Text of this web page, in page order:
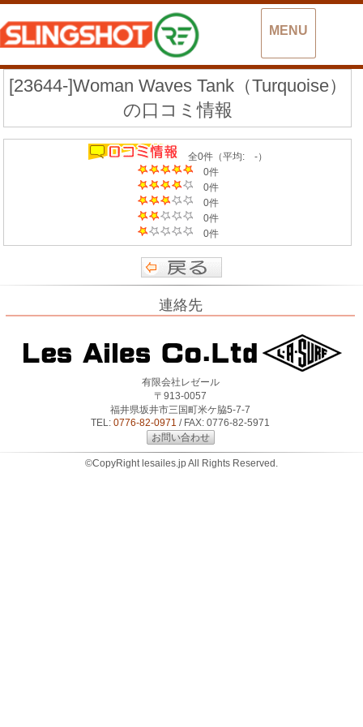
MENU
[23644-]Woman Waves Tank（Turquoise）
の口コミ情報
全0件（平均: -）
0件
0件
0件
0件
0件
連絡先
有限会社レゼール
〒913-0057
福井県坂井市三国町米ケ脇5-7-7
TEL:0776-82-0971 / FAX: 0776-82-5971
お問い合わせ
©CopyRight lesailes.jp All Rights Reserved.